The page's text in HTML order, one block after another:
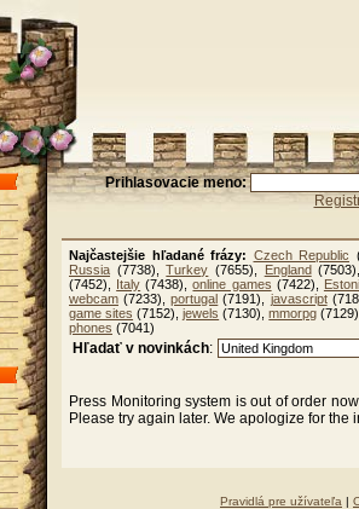
Prihlasovacie meno:
Najčastejšie hľadané frázy: Czech Republic
Russia (7738),Turkey (7655), England
(7452), Italy (7438),online games (7422),
webcam (7233),portugal (7191), javascript
game sites (7152),jewels (7130),mmorpg
phones (7041)
Hľadať v novinkách:
Press Monitoring system is out of order
Please try again later. We apologize for the
Pravidlá pre užívateľa |